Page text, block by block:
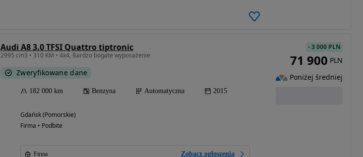
Audi A8 3.0 TFSI Quattro tiptronic
2995 cm3 • 310 KM • 4x4, Bardzo bogate wyposażenie
Zweryfikowane dane
182 000 km Benzyna Automatyczna 2015
Gdańsk (Pomorskie)
Firma • Podbite
Firma Zobacz ogłoszenia
-3 000 PLN
71 900 PLN
Poniżej średniej